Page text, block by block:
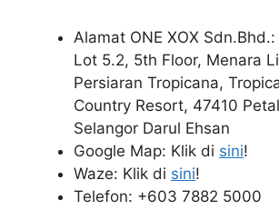
Alamat ONE XOX
Lot 5.2, 5th Floor, Menara
Persiaran Tropicana,
Country Resort, 47410
Selangor Darul Ehsan
Google Map: Klik di sini!
Waze: Klik di sini!
Telefon: +603 7882 5000